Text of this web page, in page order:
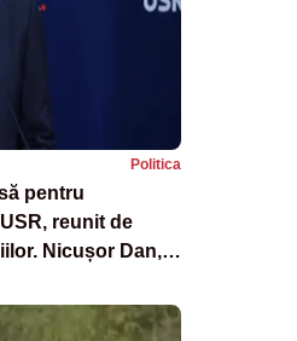
Politica
pentru
reunit de
Nicușor Dan,